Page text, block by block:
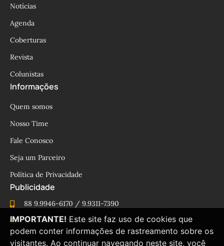
Notícias
Agenda
Coberturas
Revista
Colunistas
Informações
Quem somos
Nosso Time
Fale Conosco
Seja um Parceiro
Política de Privacidade
Publicidade
88 9.9946-6170 / 9.9311-7390
cesinhamacedo@yahoo.com.br
IMPORTANTE! Este site faz uso de cookies que
podem conter informações de rastreamento sobre os
visitantes. Ao continuar navegando neste site, você